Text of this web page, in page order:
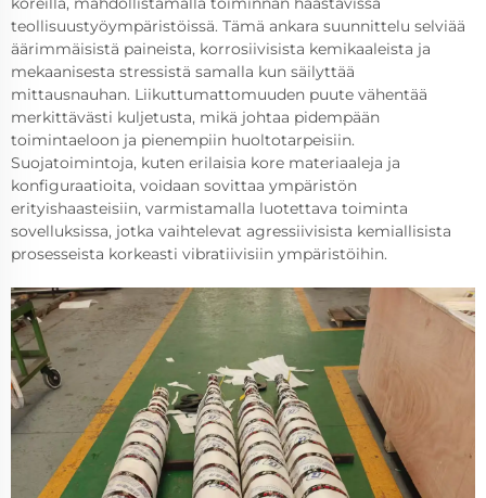
teollisuustyöympäristöissä. Tämä ankara suunnittelu selviää
äärimmäisistä paineista, korrosiivisista kemikaaleista ja
mekaanisesta stressistä samalla kun säilyttää
mittausnauhan. Liikuttumattomuuden puute vähentää
merkittävästi kuljetusta, mikä johtaa pidempään
toimintaeloon ja pienempiin huoltotarpeisiin.
Suojatoimintoja, kuten erilaisia kore materiaaleja ja
konfiguraatioita, voidaan sovittaa ympäristön
erityishaasteisiin, varmistamalla luotettava toiminta
sovelluksissa, jotka vaihtelevat agressiivisista kemiallisista
prosesseista korkeasti vibratiivisiin ympäristöihin.